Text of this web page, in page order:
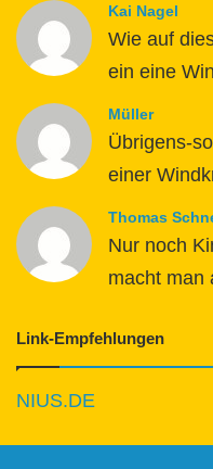
Kai Nagel
Wie auf
ein eine
Müller
Übrigens-
einer
Thomas
Nur noch
macht man
Link-Empfehlungen
NIUS.DE